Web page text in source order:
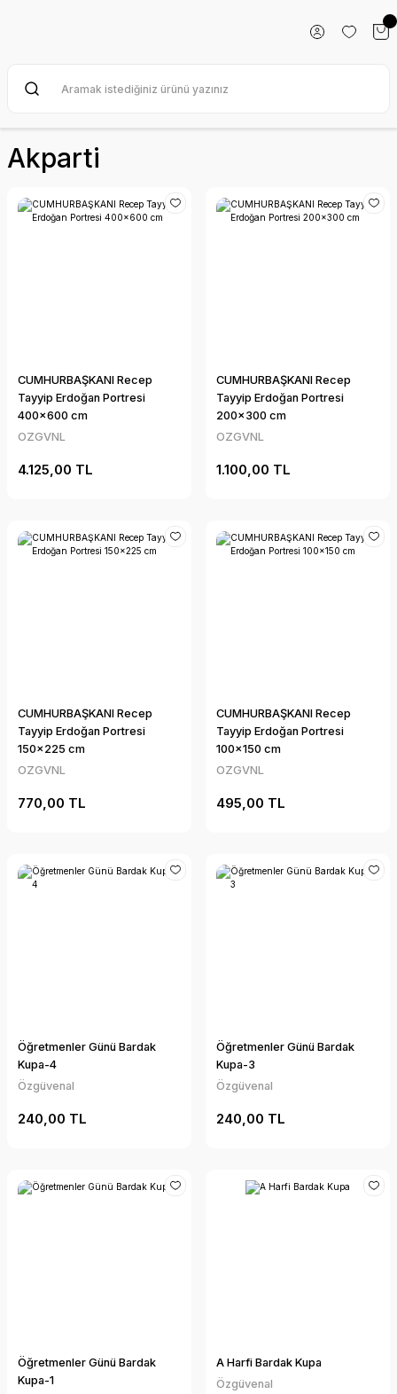
Akparti
CUMHURBAŞKANI Recep
Tayyip Erdoğan Portresi
400x600 cm
OZGVNL
4.125,00 TL
CUMHURBAŞKANI Recep
Tayyip Erdoğan Portresi
200x300 cm
OZGVNL
1.100,00 TL
CUMHURBAŞKANI Recep
Tayyip Erdoğan Portresi
150x225 cm
OZGVNL
770,00 TL
CUMHURBAŞKANI Recep
Tayyip Erdoğan Portresi
100x150 cm
OZGVNL
495,00 TL
Öğretmenler Günü Bardak
Kupa-4
Özgüvenal
240,00 TL
Öğretmenler Günü Bardak
Kupa-3
Özgüvenal
240,00 TL
Öğretmenler Günü Bardak
Kupa-1
A Harfi Bardak Kupa
Özgüvenal